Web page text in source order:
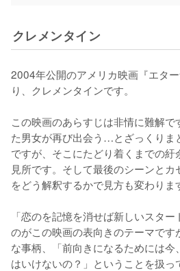
クレメンタイン
2004年公開のアメリカ映画『エタ
り、クレメンタインです。
この映画のあらすじは非情に難解
た男女が再び出会う…とざっくりま
ですが、そこにたどり着くまでの
見所です。そして最後のシーンと
をどう解釈するかで見方も変わりま
「恋のを記憶を消せば新しいスタ
のがこの映画の表向きのテーマです
な事柄、「前向きになるためには今
はいけないの？」ということを扱っ